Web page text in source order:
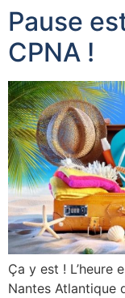
Pause
CPNA !
Ça y est ! L’heure
Nantes Atlantique